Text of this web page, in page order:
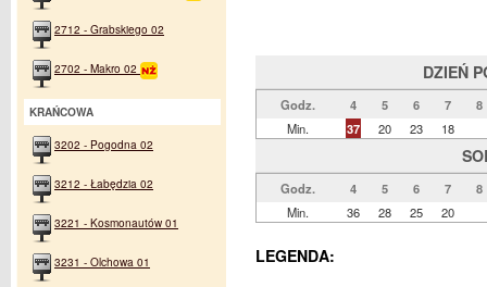
DZIEŃ
Godz. 4 5 6 7
8
Min.
37 20 23 18
Godz. 4 5 6 7
8
Min.
36 28 25 20
LEGENDA:
2712 - Grabskiego 02
2702 - Makro 02
KRAŃCOWA
3202 - Pogodna 02
3212 - Łabędzia 02
3221 - Kosmonautów 01
3231 - Olchowa 01